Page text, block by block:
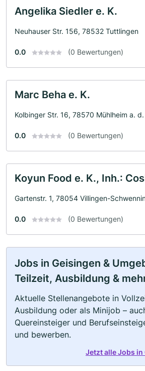
Angelika Siedler e. K.
Neuhauser Str. 156, 78532 Tuttlingen
0.0 (0 Bewertungen)
Marc Beha e. K.
Kolbinger Str. 16, 78570 Mühlheim a.
0.0 (0 Bewertungen)
Koyun Food e. K., Inh.:
Gartenstr. 1, 78054 Villingen-
0.0 (0 Bewertungen)
Jobs in Geisingen &
Teilzeit, Ausbildung &
Aktuelle Stellenangebote in
Ausbildung oder als Minijob –
Quereinsteiger und
und bewerben.
Jetzt alle Jobs in